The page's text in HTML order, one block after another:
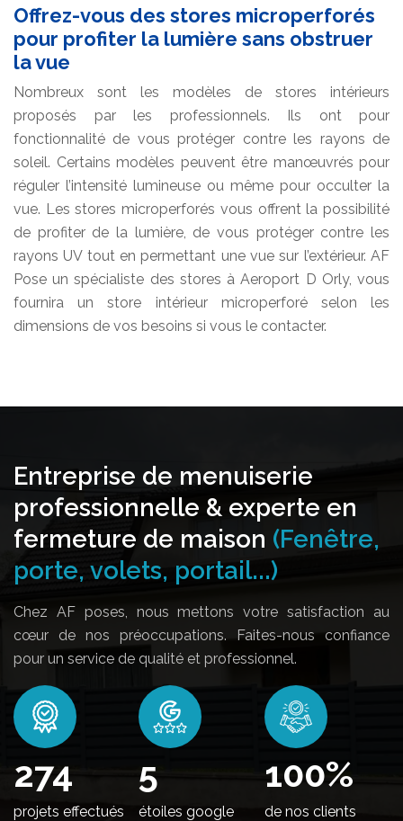
Offrez-vous des stores microperforés
pour profiter la lumière sans obstruer
la vue
Nombreux sont les modèles de stores intérieurs
proposés par les professionnels. Ils ont pour
fonctionnalité de vous protéger contre les rayons de
soleil. Certains modèles peuvent être manœuvrés pour
réguler l’intensité lumineuse ou même pour occulter la
vue. Les stores microperforés vous offrent la possibilité
de profiter de la lumière, de vous protéger contre les
rayons UV tout en permettant une vue sur l’extérieur. AF
Pose un spécialiste des stores à Aeroport D Orly, vous
fournira un store intérieur microperforé selon les
dimensions de vos besoins si vous le contacter.
Entreprise de menuiserie
professionnelle & experte en
fermeture de maison (Fenêtre,
porte, volets, portail...)
Chez AF poses, nous mettons votre satisfaction au
cœur de nos préoccupations. Faites-nous confiance
pour un service de qualité et professionnel.
332
projets effectués
5
étoiles google
100%
de nos clients